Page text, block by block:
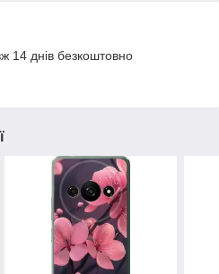
14 днів безкоштовно